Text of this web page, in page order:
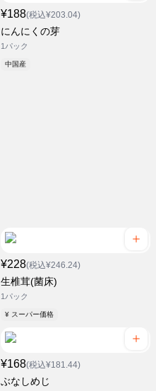
¥188(税込¥203.04)
にんにくの芽
1パック
中国産
¥228(税込¥246.24)
生椎茸(菌床)
1パック
¥ スーパー価格
¥168(税込¥181.44)
ぶなしめじ